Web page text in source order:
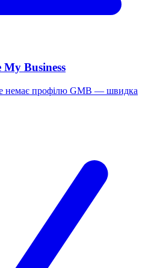
Business
немає профілю GMB — швидка